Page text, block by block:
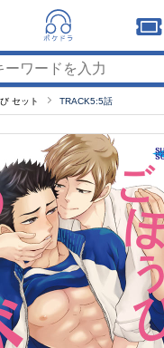
セット TRACK5:5話